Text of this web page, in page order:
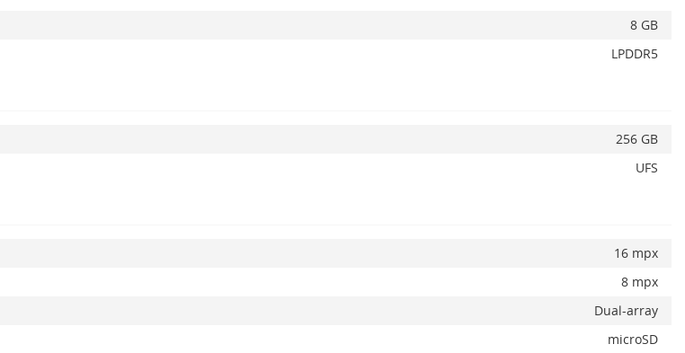
8 GB
LPDDR5
256 GB
UFS
16 mpx
8 mpx
Dual-array
microSD